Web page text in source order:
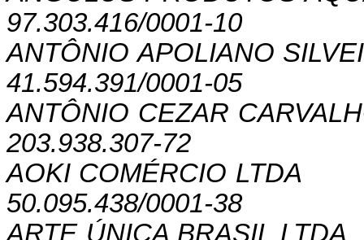
97.303.416/0001-10
ANTÔNIO APOLIANO
41.594.391/0001-05
ANTÔNIO CEZAR
203.938.307-72
AOKI COMÉRCIO LTDA
50.095.438/0001-38
ARTE ÚNICA BRASIL LTDA